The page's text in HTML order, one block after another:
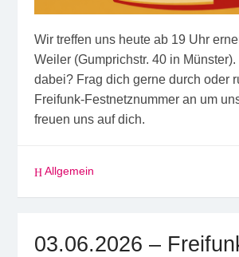
Wir treffen uns heute ab 19 Uhr
Weiler (Gumprichstr. 40 in Münster).
dabei? Frag dich gerne durch oder
Freifunk-Festnetznummer an um
freuen uns auf dich.
Allgemein
03.06.2026 –